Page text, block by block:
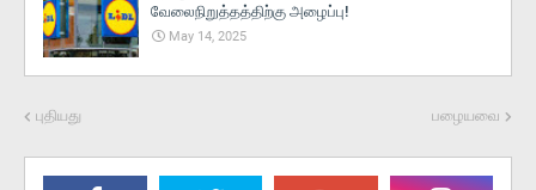
வேலைநிறுத்தத்திற்கு அழைப்பு!
May 14, 2025
புதியது பழையவை